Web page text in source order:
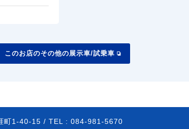
このお店のその他の展示車/試乗車
町1-40-15 / TEL : 084-981-5670